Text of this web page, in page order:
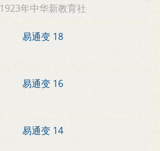
1923年中华新教育社
易通变 18
易通变 16
易通变 14